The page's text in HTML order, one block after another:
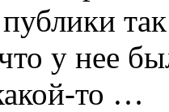
что у